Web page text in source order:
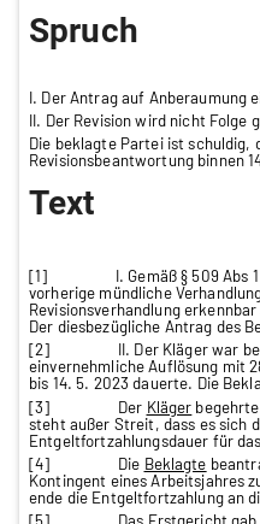
Spruch
I. Der Antrag auf Anberaumung
II. Der Revision wird nicht Folge
Die beklagte Partei ist schuldig,
Revisionsbeantwortung binnen
Text
[1] I. Gemäß § 509 Abs 1
vorherige mündliche
Revisionsverhandlung
Der diesbezügliche Antrag des
[2] II. Der Kläger war bei der
einvernehmliche Auflösung mit
bis 14. 5. 2023 dauerte. Die
[3] Der Kläger
steht außer Streit, dass es sich
Entgeltfortzahlungsdauer für
[4] Die Beklagte
Kontingent eines Arbeitsjahres
ende die Entgeltfortzahlung an